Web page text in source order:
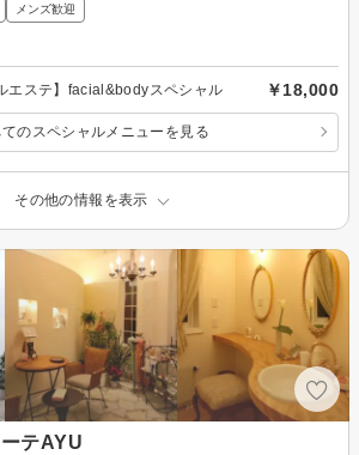
メンズ歓迎
エステ】facial&bodyスペシャル ￥18,000
のスペシャルメニューを見る
その他の情報を表示
テAYU